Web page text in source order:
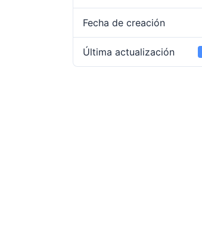
Fecha de creación
Última actualización